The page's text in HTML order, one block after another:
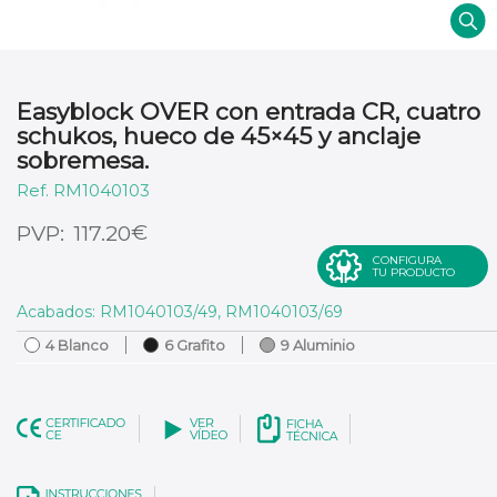
Easyblock OVER con entrada CR, cuatro
schukos, hueco de 45×45 y anclaje
sobremesa.
117.20€
RM1040103
CONFIGURA
TU PRODUCTO
Acabados: RM1040103/49, RM1040103/69
4 Blanco 6 Grafito 9 Aluminio